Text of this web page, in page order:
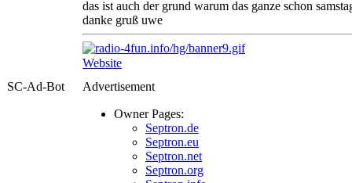
das ist auch der grund warum das ganze schon
danke gruß uwe
Website
SC-Ad-Bot
Advertisement
Owner Pages:
Septron.de
Septron.eu
Septron.net
Septron.org